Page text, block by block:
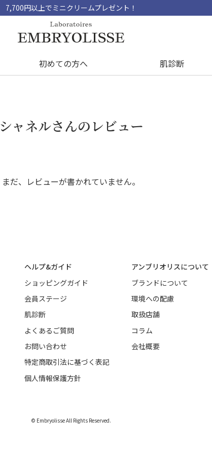
7,700円以上でミニクリームプレゼント！
初めての方へ 肌診断
シャネルさんのレビュー
まだ、レビューが書かれていません。
ヘルプ&ガイド
ショッピングガイド
会員ステージ
肌診断
よくあるご質問
お問い合わせ
特定商取引法に基づく表記
個人情報保護方針
アンブリオリスについて
ブランドについて
環境への配慮
取扱店舗
コラム
会社概要
© Embryolisse All Rights Reserved.